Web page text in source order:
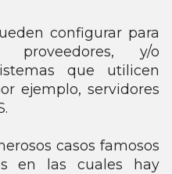
configurar para
y/o
que utilicen
ejemplo, servidores
casos famosos
en las cuales hay